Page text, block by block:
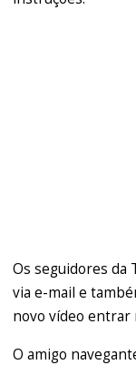
Os seguidores da
via e-mail e
novo vídeo entrar
O amigo